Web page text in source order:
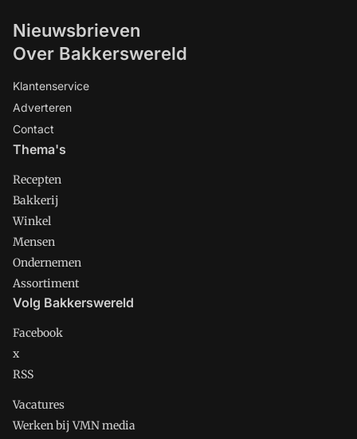
Nieuwsbrieven
Over Bakkerswereld
Klantenservice
Adverteren
Contact
Thema's
Recepten
Bakkerij
Winkel
Mensen
Ondernemen
Assortiment
Volg Bakkerswereld
Facebook
x
RSS
Vacatures
Werken bij VMN media